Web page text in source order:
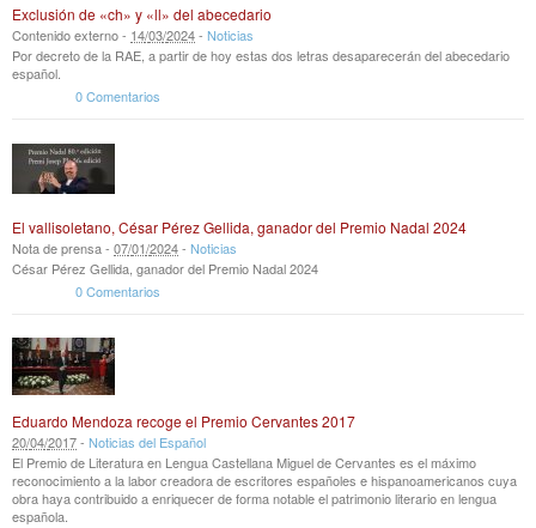
Exclusión de «ch» y «ll» del abecedario
Contenido externo - 14/03/2024- Noticias
Por decreto de la RAE, a partir de hoy estas dos letras desaparecerán del abecedario
español.
0 Comentarios
El vallisoletano, César Pérez Gellida, ganador del Premio Nadal 2024
Nota de prensa - 07/01/2024- Noticias
César Pérez Gellida, ganador del Premio Nadal 2024
0 Comentarios
Eduardo Mendoza recoge el Premio Cervantes 2017
20/04/2017- Noticias del Español
El Premio de Literatura en Lengua Castellana Miguel de Cervantes es el máximo
reconocimiento a la labor creadora de escritores españoles e hispanoamericanos cuya
obra haya contribuido a enriquecer de forma notable el patrimonio literario en lengua
española.